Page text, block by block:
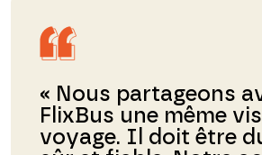
« Nous partageons
FlixBus une même
voyage. Il doit être